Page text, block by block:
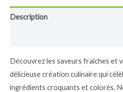
Description
Découvrez les saveurs fraîches et
délicieuse création culinaire qui
ingrédients croquants et colorés.